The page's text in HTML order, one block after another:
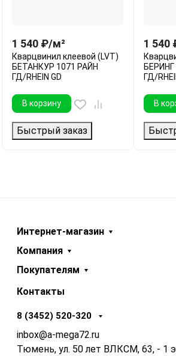
1 540 ₽/м²
Кварцвинил клеевой (LVT)
БЕТАНКУР 1071 РАЙН
ГД/RHEIN GD
В корзину
Быстрый заказ
1 540
БЕРИНГ
ГД/
В
Интернет-магазин
Компания
Покупателям
Контакты
8 (3452) 520-320
inbox@a-mega72.ru
Тюмень, ул. 50 лет ВЛКСМ, 63, - 1